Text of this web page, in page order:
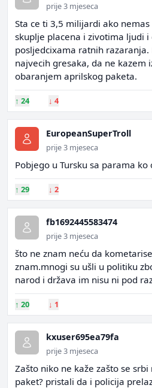
prije 3 mjeseca
Sta ce ti 3,5 milijardi ako
skuplje placena i zivotima ljudi i
posljedcixama ratnih razaranja.
najvecih gresaka, da ne kazem
obaranjem aprilskog paketa.
↑ 24 ↓ 4
EuropeanSuperTroll
prije 3 mjeseca
Pobjego u Tursku sa parama
↑ 29 ↓ 2
fb1692445583474
prije 3 mjeseca
što ne znam neću da
znam.mnogi su ušli u politiku
narod i država im nisu ni pod
↑ 20 ↓ 1
kxuser695ea79fa
prije 3 mjeseca
Zašto niko ne kaže zašto se
paket? pristali da i policija